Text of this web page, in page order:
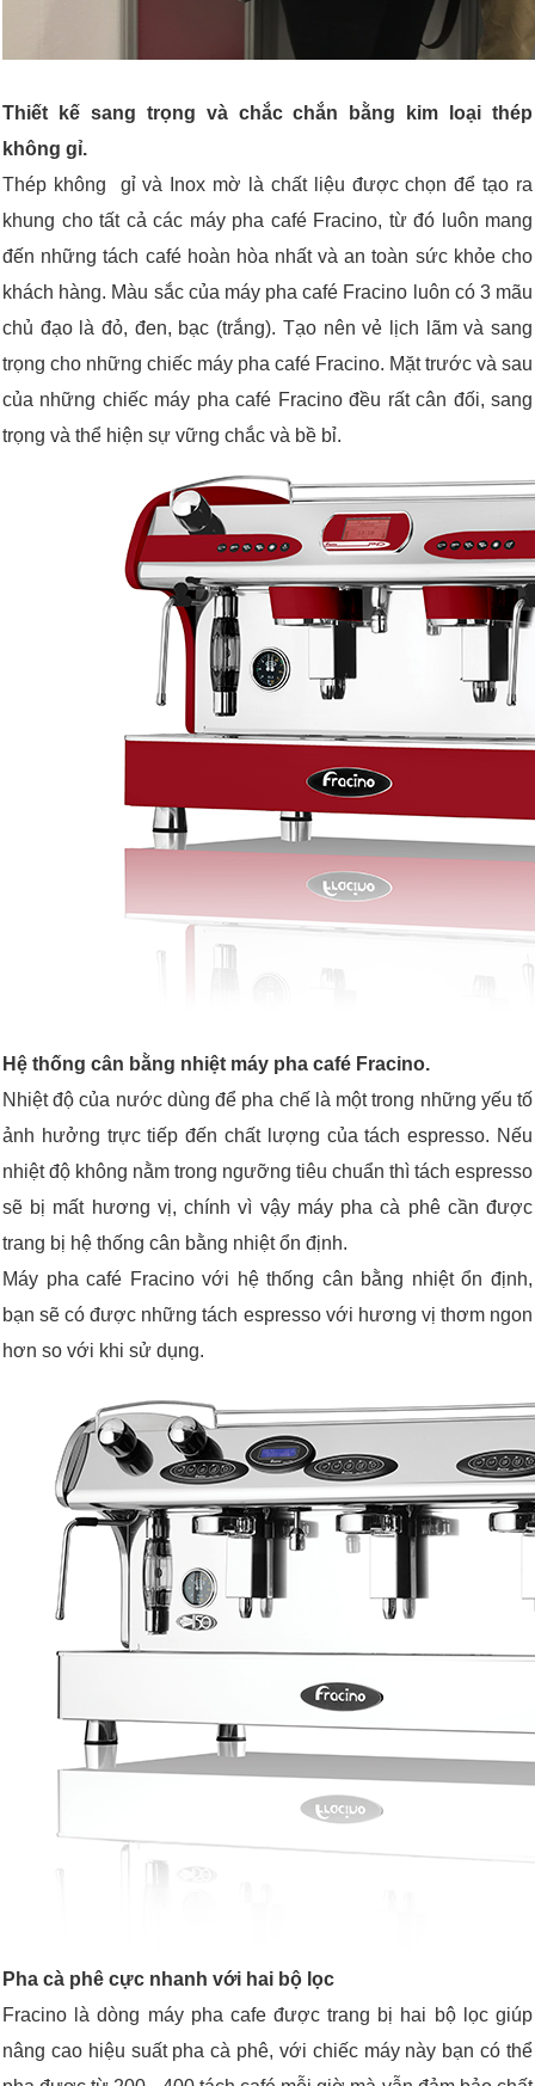
Thiết kế sang trọng và chắc chắn bằng kim loại thép
không gỉ.
Thép không gỉ và Inox mờ là chất liệu được chọn để tạo ra
khung cho tất cả các máy pha café Fracino, từ đó luôn mang
đến những tách café hoàn hòa nhất và an toàn sức khỏe cho
khách hàng. Màu sắc của máy pha café Fracino luôn có 3 mãu
chủ đạo là đỏ, đen, bạc (trắng). Tạo nên vẻ lịch lãm và sang
trọng cho những chiếc máy pha café Fracino. Mặt trước và sau
của những chiếc máy pha café Fracino đều rất cân đối, sang
trọng và thể hiện sự vững chắc và bề bỉ.
Hệ thống cân bằng nhiệt máy pha café Fracino.
Nhiệt độ của nước dùng để pha chế là một trong những yếu tố
ảnh hưởng trực tiếp đến chất lượng của tách espresso. Nếu
nhiệt độ không nằm trong ngưỡng tiêu chuẩn thì tách espresso
sẽ bị mất hương vị, chính vì vậy máy pha cà phê cần được
trang bị hệ thống cân bằng nhiệt ổn định.
Máy pha café Fracino với hệ thống cân bằng nhiệt ổn định,
bạn sẽ có được những tách espresso với hương vị thơm ngon
hơn so với khi sử dụng.
Pha cà phê cực nhanh với hai bộ lọc
Fracino là dòng máy pha cafe được trang bị hai bộ lọc giúp
nâng cao hiệu suất pha cà phê, với chiếc máy này bạn có thể